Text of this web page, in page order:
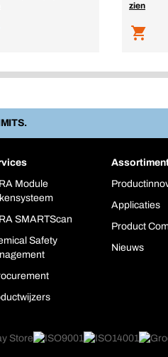
zien
Module
SMARTScan
Safety
Applicaties
Product
Nieuws